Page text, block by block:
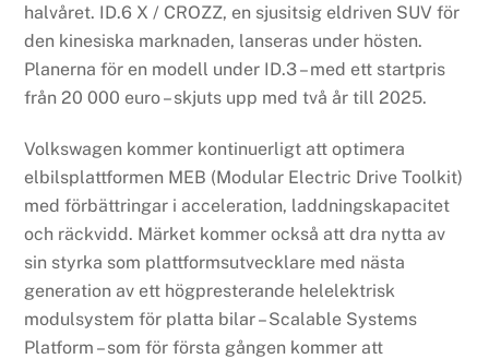
halvåret. ID.6 X / CROZZ, en sjusitsig eldriven SUV för
den kinesiska marknaden, lanseras under hösten.
Planerna för en modell under ID.3 – med ett startpris
från 20 000 euro – skjuts upp med två år till 2025.
Volkswagen kommer kontinuerligt att optimera
elbilsplattformen MEB (Modular Electric Drive Toolkit)
med förbättringar i acceleration, laddningskapacitet
och räckvidd. Märket kommer också att dra nytta av
sin styrka som plattformsutvecklare med nästa
generation av ett högpresterande helelektrisk
modulsystem för platta bilar – Scalable Systems
Platform – som för första gången kommer att